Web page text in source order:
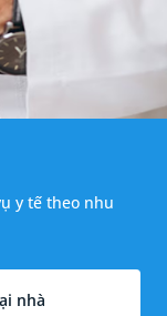
y tế theo nhu
nhà